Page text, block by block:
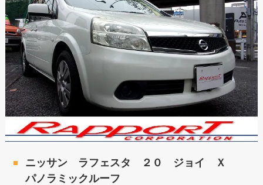
ニッサン ラフェスタ ２０ ジョイ Ｘ
パノラミックルーフ